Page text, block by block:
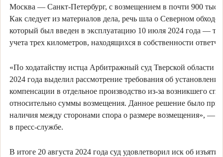
Москва — Санкт-Петербург, с возмещением в почти 900
Как следует из материалов дела, речь шла о Северном обходе
который был введен в эксплуатацию 10 июля 2024 года —
учета трех километров, находящихся в собственности
«По ходатайству истца Арбитражный суд Тверской области
2024 года выделил рассмотрение требования об
компенсации в отдельное производство из-за возникшего
относительно суммы возмещения. Данное решение было
наличия между сторонами спора о размере возмещения», —
в пресс-службе.
В итоге 20 августа 2024 года суд удовлетворил иск об